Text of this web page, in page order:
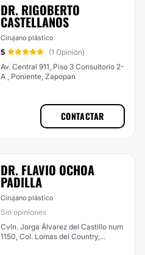
DR. RIGOBERTO
CASTELLANOS
Cirujano plástico
5
(1 Opinión)
Av. Central 911, Piso 3 Consultorio 2-
A , Poniente, Zapopan
CONTACTAR
DR. FLAVIO OCHOA
PADILLA
Cirujano plástico
Sin opiniones
Cvln. Jorga Álvarez del Castillo num
1150, Col. Lomas del Country,